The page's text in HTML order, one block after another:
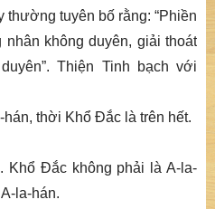
thường tuyên bố rằng: “Phiền
không duyên, giải thoát
Thiện Tinh bạch với
thời Khổ Đắc là trên hết.
Khổ Đắc không phải là A-la-
la-hán.